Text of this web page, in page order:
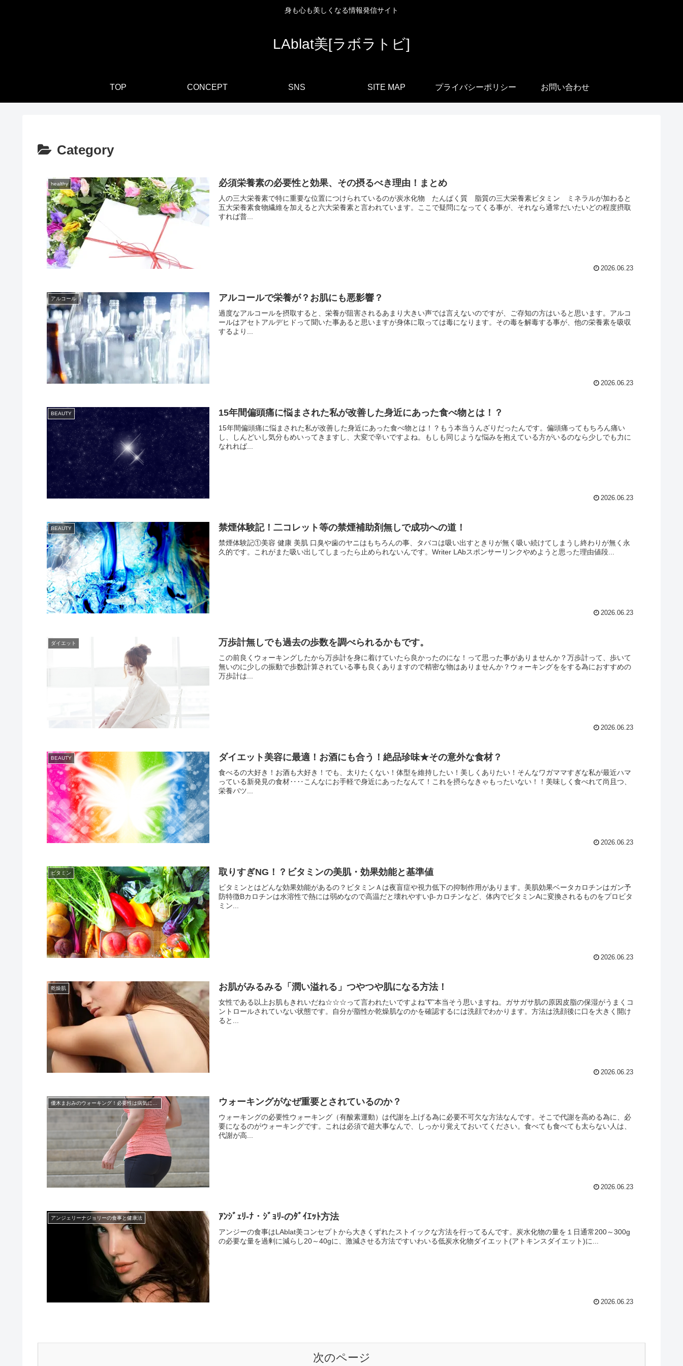
身も心も美しくなる情報発信サイト
LAblat美[ラボラトビ]
TOP CONCEPT SNS SITE MAP プライバシーポリシー お問い合わせ
Category
healthy 必須栄養素の必要性と効果、その摂るべき理由！まとめ
人の三大栄養素で特に重要な位置につけられているのが炭水化物 たんぱく質 脂質の三大栄養素ビタミン ミネラルが加わると
五大栄養素食物繊維を加えると六大栄養素と言われています。ここで疑問になってくる事が、それなら通常だいたいどの程度摂取
すれば普...
2026.06.23
アルコール アルコールで栄養が？お肌にも悪影響？
過度なアルコールを摂取すると、栄養が阻害されるあまり大きい声では言えないのですが、ご存知の方はいると思います。アルコ
ールはアセトアルデヒドって聞いた事あると思いますが身体に取っては毒になります。その毒を解毒する事が、他の栄養素を吸収
するより...
2026.06.23
BEAUTY 15年間偏頭痛に悩まされた私が改善した身近にあった食べ物とは！？
15年間偏頭痛に悩まされた私が改善した身近にあった食べ物とは！？もう本当うんざりだったんです。偏頭痛ってもちろん痛い
し、しんどいし気分もめいってきますし、大変で辛いですよね。もしも同じような悩みを抱えている方がいるのなら少しでも力に
なれれば...
2026.06.23
BEAUTY 禁煙体験記！二コレット等の禁煙補助剤無しで成功への道！
禁煙体験記①美容 健康 美肌 口臭や歯のヤニはもちろんの事、タバコは吸い出すときりが無く吸い続けてしまうし終わりが無く永
久的です。これがまた吸い出してしまったら止められないんです。Writer LAbスポンサーリンクやめようと思った理由値段...
2026.06.23
ダイエット 万歩計無しでも過去の歩数を調べられるかもです。
この前良くウォーキングしたから万歩計を身に着けていたら良かったのにな！って思った事がありませんか？万歩計って、歩いて
無いのに少しの振動で歩数計算されている事も良くありますので精密な物はありませんか？ウォーキングををする為におすすめの
万歩計は...
2026.06.23
BEAUTY ダイエット美容に最適！お酒にも合う！絶品珍味★その意外な食材？
食べるの大好き！お酒も大好き！でも、太りたくない！体型を維持したい！美しくありたい！そんなワガママすぎな私が最近ハマ
っている新発見の食材‥‥こんなにお手軽で身近にあったなんて！これを摂らなきゃもったいない！！美味しく食べれて尚且つ、
栄養バツ...
2026.06.23
ビタミン 取りすぎNG！？ビタミンの美肌・効果効能と基準値
ビタミンとはどんな効果効能があるの？ビタミンＡは夜盲症や視力低下の抑制作用があります。美肌効果ベータカロチンはガン予
防特徴Bカロチンは水溶性で熱には弱めなので高温だと壊れやすいβ-カロチンなど、体内でビタミンAに変換されるものをプロビタ
ミン...
2026.06.23
乾燥肌 お肌がみるみる「潤い溢れる」つやつや肌になる方法！
女性である以上お肌もきれいだね☆☆☆って言われたいですよねˆ∇˜本当そう思いますね。ガサガサ肌の原因皮脂の保湿がうまくコ
ントロールされていない状態です。自分が脂性か乾燥肌なのかを確認するには洗顔でわかります。方法は洗顔後に口を大きく開け
ると...
2026.06.23
ウォーキングがなぜ重要とされているのか？
ウォーキングの必要性ウォーキング（有酸素運動）は代謝を上げる為に必要不可欠な方法なんです。そこで代謝を高める為に、必
要になるのがウォーキングです。これは必須で超大事なんで、しっかり覚えておいてください。食べても食べても太らない人は、
代謝が高...
2026.06.23
アンジェリーナジョリーの食事と健康法 ｱﾝｼﾞｪﾘ-ﾅ・ｼﾞｮﾘ-のﾀﾞｲｴｯﾄ方法
アンジーの食事はLAblat美コンセプトから大きくずれたストイックな方法を行ってるんです。炭水化物の量を１日通常200～300g
の必要な量を過剰に減らし20～40gに、激減させる方法ですいわいる低炭水化物ダイエット(アトキンスダイエット)に...
2026.06.23
次のページ